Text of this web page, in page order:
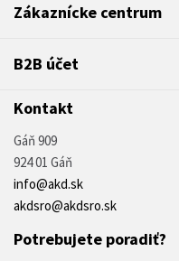
Zákaznícke centrum
B2B účet
Kontakt
Gáň 909
924 01 Gáň
info@akd.sk
akdsro@akdsro.sk
Potrebujete poradiť?